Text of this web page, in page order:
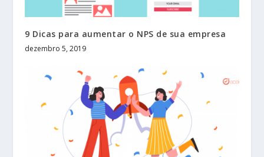
9 Dicas para aumentar o NPS de sua empresa
dezembro 5, 2019